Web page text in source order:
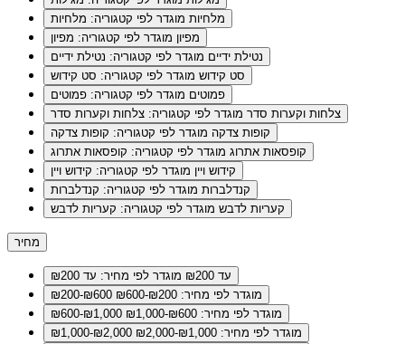
מלחיות מוגדר לפי קטגוריה: מלחיות
מפיון מוגדר לפי קטגוריה: מפיון
נטילת ידיים מוגדר לפי קטגוריה: נטילת ידיים
סט קידוש מוגדר לפי קטגוריה: סט קידוש
פמוטים מוגדר לפי קטגוריה: פמוטים
צלחות וקערות סדר מוגדר לפי קטגוריה: צלחות וקערות סדר
קופות צדקה מוגדר לפי קטגוריה: קופות צדקה
קופסאות אתרוג מוגדר לפי קטגוריה: קופסאות אתרוג
קידוש ויין מוגדר לפי קטגוריה: קידוש ויין
קנדלברות מוגדר לפי קטגוריה: קנדלברות
קעריות לדבש מוגדר לפי קטגוריה: קעריות לדבש
מחיר
עד ₪200
מוגדר לפי מחיר: עד ₪200
₪200-₪600
מוגדר לפי מחיר: ₪200-₪600
₪600-₪1,000
מוגדר לפי מחיר: ₪600-₪1,000
₪1,000-₪2,000
מוגדר לפי מחיר: ₪1,000-₪2,000